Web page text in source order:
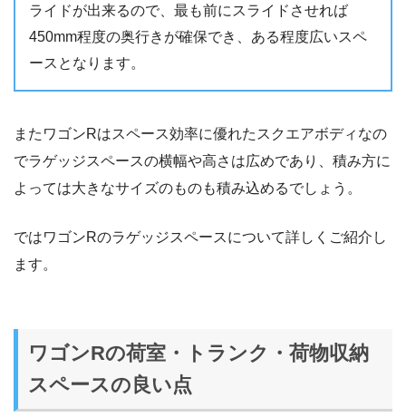
ライドが出来るので、最も前にスライドさせれば
450mm程度の奥行きが確保でき、ある程度広いスペ
ースとなります。
またワゴンRはスペース効率に優れたスクエアボディなの
でラゲッジスペースの横幅や高さは広めであり、積み方に
よっては大きなサイズのものも積み込めるでしょう。
ではワゴンRのラゲッジスペースについて詳しくご紹介し
ます。
ワゴンRの荷室・トランク・荷物収納
スペースの良い点